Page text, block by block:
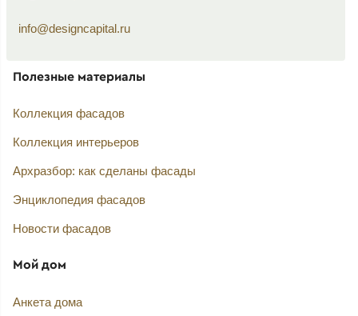
info@designcapital.ru
Полезные материалы
Коллекция фасадов
Коллекция интерьеров
Архразбор: как сделаны фасады
Энциклопедия фасадов
Новости фасадов
Мой дом
Анкета дома